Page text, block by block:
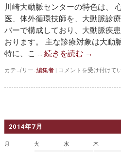
胸部大動脈瘤
腹部大動脈瘤
マルファン症候群
大動脈瘤を指摘されたら？
川崎大動脈センターの特色は、
医、体外循環技師を、大動脈診
バーで構成しており、大動脈疾
おります。 主な診療対象は大動
特に、こ … 続きを読む →
カテゴリー: 編集者
当
ン
は
コメントを受け付けて
2014年7月
月 火 水 木